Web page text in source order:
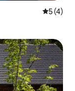
5 (4)